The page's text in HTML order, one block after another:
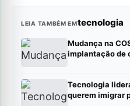
LEIA TAMBÉM EMtecnologia
Mudança na
implantação de
Tecnologia
querem imigrar